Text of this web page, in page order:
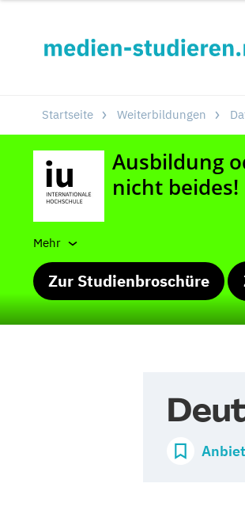
Startseite Weiterbildungen
Mehr
Zur Studienbroschüre